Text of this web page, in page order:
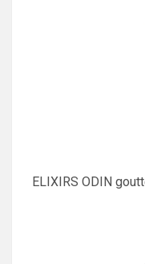
ELIXIRS ODIN